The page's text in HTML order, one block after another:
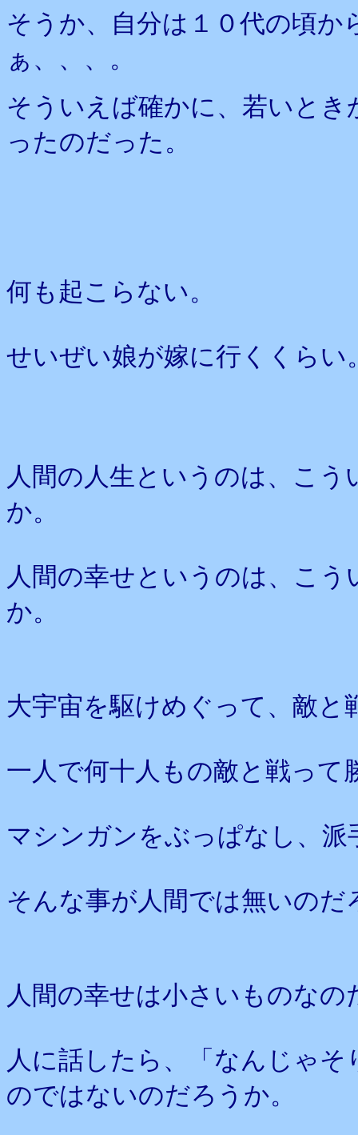
そうか、自分は１０代の頃か
ぁ、、、。
そういえば確かに、若いと
ったのだった。
何も起こらない。
せいぜい娘が嫁に行くくらい
人間の人生というのは、こ
か。
人間の幸せというのは、こ
か。
大宇宙を駆けめぐって、敵と
一人で何十人もの敵と戦って
マシンガンをぶっぱなし、
そんな事が人間では無いのだ
人間の幸せは小さいものなの
人に話したら、「なんじゃ
のではないのだろうか。